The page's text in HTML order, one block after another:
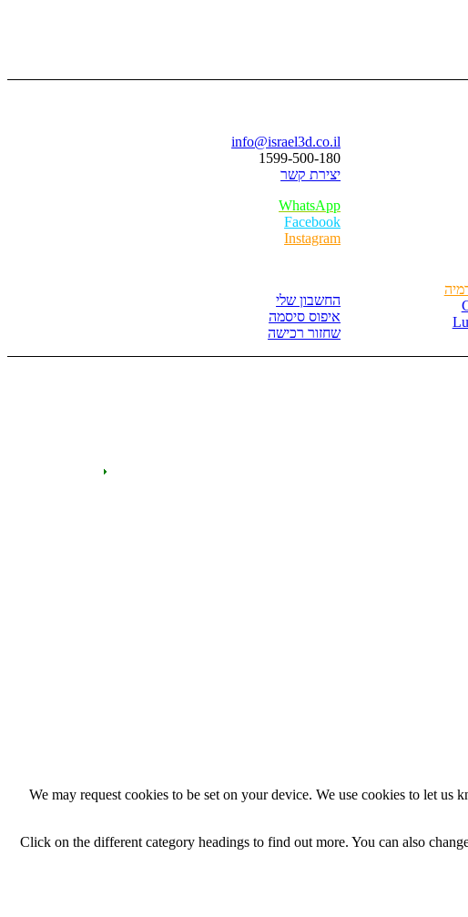
info@israel3d.co.il
1599-500-180
יצירת קשר
WhatsApp
Facebook
Instagram
החשבון שלי
איפוס סיסמה
שחזור רכישה
We may request cookies to be set on your device. We use cookies to let
Click on the different category headings to find out more. You can also